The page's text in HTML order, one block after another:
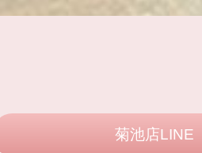
菊池店LINE